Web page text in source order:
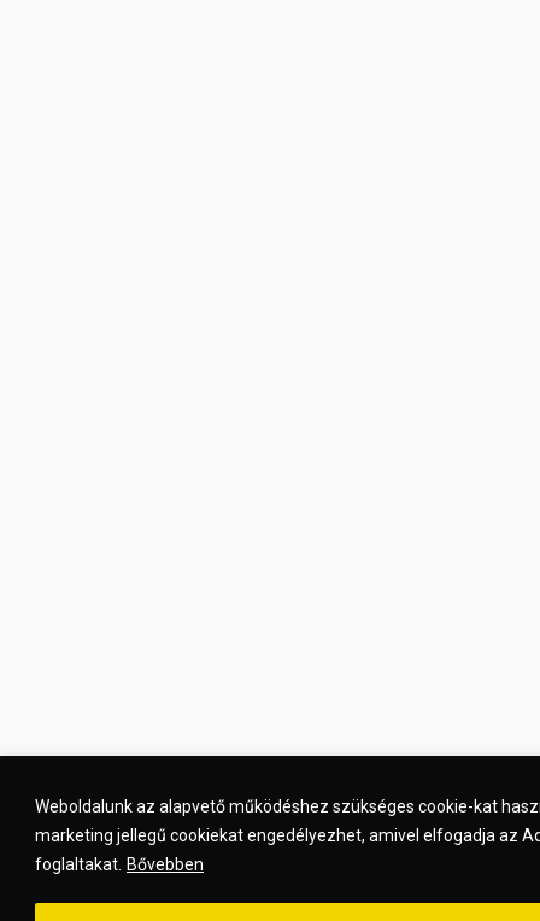
Weboldalunk az alapvető működéshez szükséges cookie-kat
marketing jellegű cookiekat engedélyezhet, amivel elfogadja az
foglaltakat. Bővebben